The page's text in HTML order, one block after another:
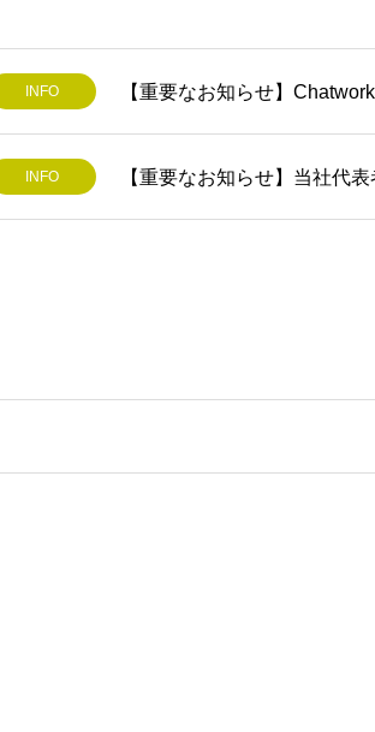
INFO 【重要なお知らせ】
INFO 【重要なお知らせ】当社代